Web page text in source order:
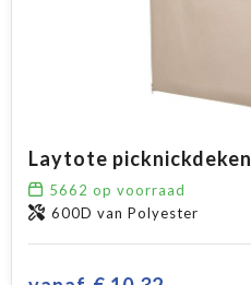
Laytote picknickdeken
5662 op voorraad
600D van Polyester